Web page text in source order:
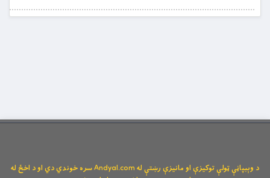
د وېبپاڼې ټولې توکیزې او مانیزې رښتې له Andyal.com سره خوندي دي او د اخځ له